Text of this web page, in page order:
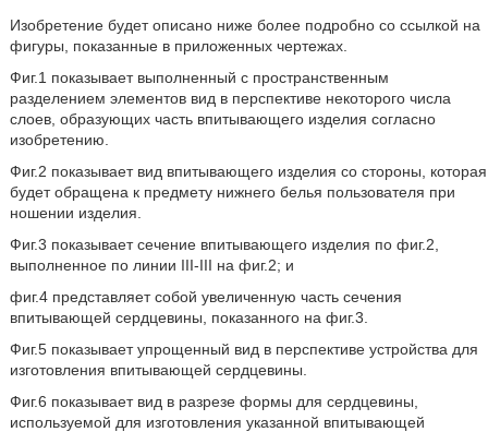
Изобретение будет описано ниже более подробно со ссылкой на
фигуры, показанные в приложенных чертежах.
Фиг.1 показывает выполненный с пространственным
разделением элементов вид в перспективе некоторого числа
слоев, образующих часть впитывающего изделия согласно
изобретению.
Фиг.2 показывает вид впитывающего изделия со стороны,
которая
будет обращена к предмету нижнего белья пользователя при
ношении изделия.
Фиг.3 показывает сечение впитывающего изделия по фиг.2,
выполненное по линии III-III на фиг.2; и
фиг.4 представляет собой увеличенную часть сечения
впитывающей сердцевины, показанного на фиг.3.
Фиг.5 показывает упрощенный вид в перспективе устройства для
изготовления впитывающей сердцевины.
Фиг.6 показывает вид в разрезе формы для сердцевины,
используемой для изготовления указанной впитывающей